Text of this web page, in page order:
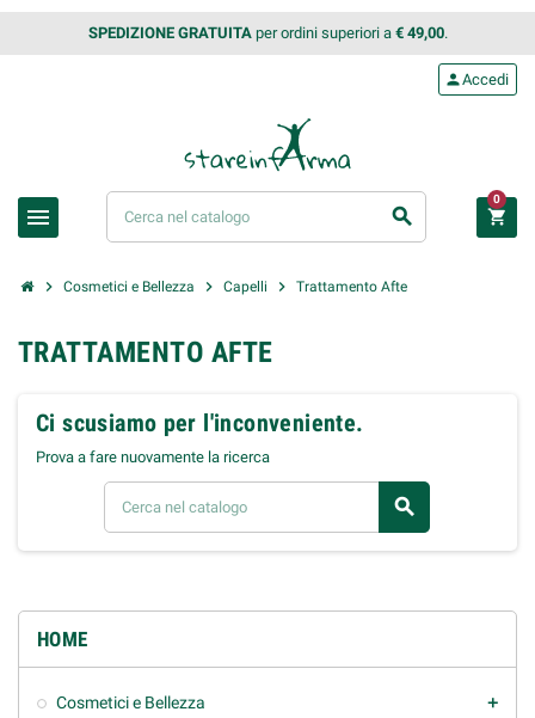
SPEDIZIONE GRATUITAper ordini superiori a € 49,00.
menu search
personAccedi
shopping_cart
0
chevron_right Cosmetici e Bellezza chevron_right Capelli chevron_right Trattamento Afte
HOME
Cosmetici e Bellezza add
TRATTAMENTO AFTE
Ci scusiamo per l'inconveniente.
Prova a fare nuovamente la ricerca
search